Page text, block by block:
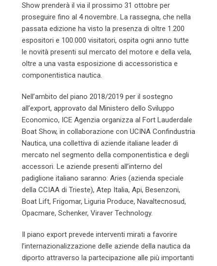
Show prenderà il via il prossimo 31 ottobre per
proseguire fino al 4 novembre. La rassegna, che nella
passata edizione ha visto la presenza di oltre 1.200
espositori e 100.000 visitatori, ospita ogni anno tutte
le novità presenti sul mercato del motore e della vela,
oltre a una vasta esposizione di accessoristica e
componentistica nautica.
Nell’ambito del piano 2018/2019 per il sostegno
all’export, approvato dal Ministero dello Sviluppo
Economico, ICE Agenzia organizza al Fort Lauderdale
Boat Show, in collaborazione con UCINA Confindustria
Nautica, una collettiva di aziende italiane leader di
mercato nel segmento della componentistica e degli
accessori. Le aziende presenti all’interno del
padiglione italiano saranno: Aries (azienda speciale
della CCIAA di Trieste), Atep Italia, Api, Besenzoni,
Boat Lift, Frigomar, Liguria Produce, Navaltecnosud,
Opacmare, Schenker, Viraver Technology.
Il piano export prevede interventi mirati a favorire
l’internazionalizzazione delle aziende della nautica da
diporto attraverso la partecipazione alle più importanti